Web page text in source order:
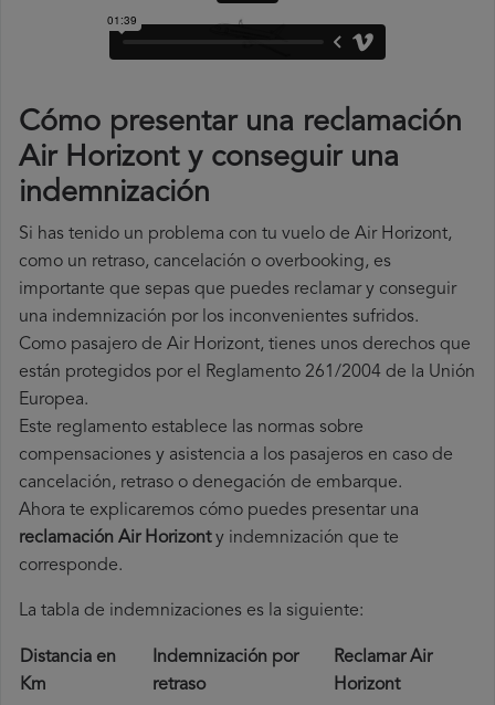
Cómo presentar una reclamación
Air Horizont y conseguir una
indemnización
Si has tenido un problema con tu vuelo de Air Horizont,
como un retraso, cancelación o overbooking, es
importante que sepas que puedes reclamar y conseguir
una indemnización por los inconvenientes sufridos.
Como pasajero de Air Horizont, tienes unos derechos que
están protegidos por el Reglamento 261/2004 de la Unión
Europea.
Este reglamento establece las normas sobre
compensaciones y asistencia a los pasajeros en caso de
cancelación, retraso o denegación de embarque.
Ahora te explicaremos cómo puedes presentar una
reclamación Air Horizonty indemnización que te
corresponde.
La tabla de indemnizaciones es la siguiente:
Distancia en
Km
Indemnización por
retraso
Reclamar Air
Horizont